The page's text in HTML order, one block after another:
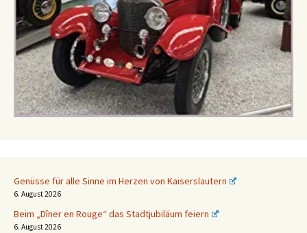
Genüsse für alle Sinne im Herzen von Kaiserslautern
6. August 2026
Beim „Dîner en Rouge“ das Stadtjubiläum feiern
6. August 2026